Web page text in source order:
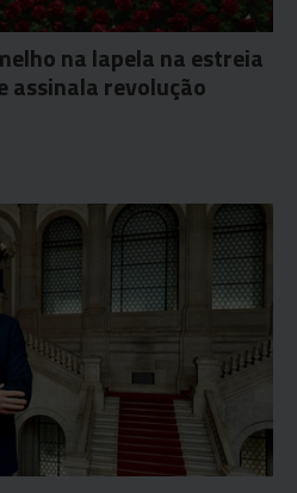
na lapela na estreia
assinala revolução